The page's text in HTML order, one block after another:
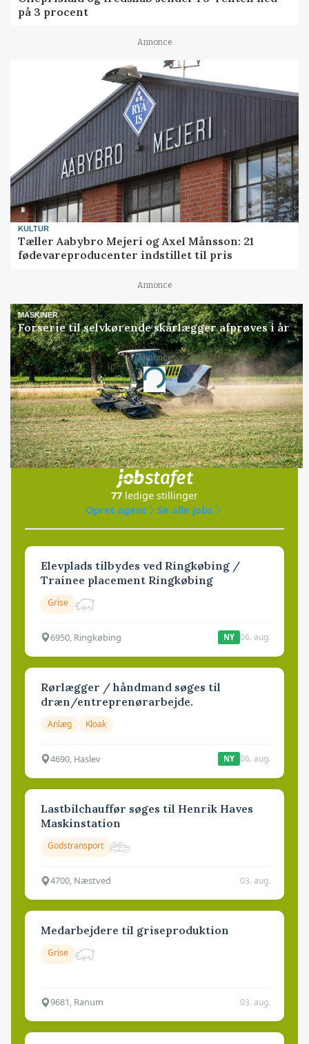
på 3 procent
Annonce
KULTUR
Tæller Aabybro Mejeri og Axel Månsson: 21
fødevareproducenter indstillet til pris
Annonce
MASKINER
Forserie til selvkørende skårlægger afprøves i år
Annonce
Loading...
Jobs
i samarbejde med
77 ledige stillinger
Opret agent
Se alle jobs
Elevplads tilbydes ved Ringkøbing /
Trainee placement Ringkøbing
Grise
6950, Ringkøbing NY 06. aug.
Rørlægger / håndmand søges til
dræn/entreprenørarbejde.
Anlæg Kloak
4690, Haslev NY 06. aug.
Lastbilchauffør søges til Henrik Haves
Maskinstation
Godstransport
4700, Næstved 03. aug.
Medarbejdere til griseproduktion
Grise
9681, Ranum 03. aug.